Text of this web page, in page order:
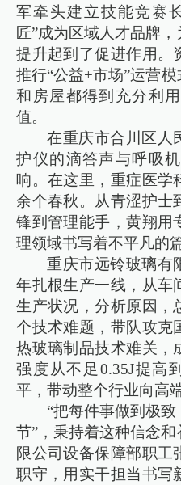
军牵头建立技能竞赛
匠”成为区域人才品牌
提升起到了促进作用。
推行“公益+市场”运营
和房屋都得到充分利
值。
在重庆市合川区人
护仪的滴答声与呼吸
响。在这里，重症医学
余个春秋。从青涩护士
锋到管理能手，黄翔用
理领域书写着不平凡的
重庆市远铃玻璃有
年扎根生产一线，从车
生产状况，分析原因，
个技术难题，带队攻克
热玻璃制品技术难关，
强度从不足0.35J提高
平，带动整个行业向高
“把每件事做到极
节”，秉持着这种信念
限公司设备保障部职工
职守，用实干担当书写